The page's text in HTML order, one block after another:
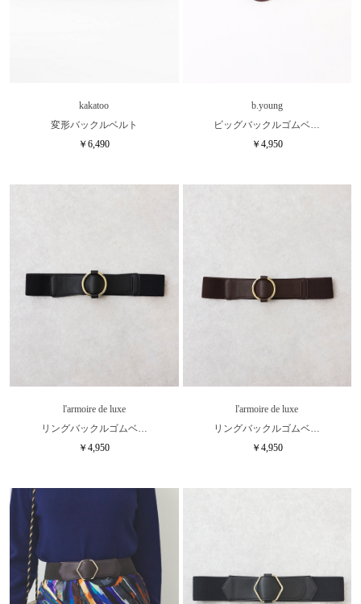
kakatoo
変形バックルベルト
￥6,490
b.young
ビッグバックルゴムベ…
￥4,950
l'armoire de luxe
リングバックルゴムベ…
￥4,950
l'armoire de luxe
リングバックルゴムベ…
￥4,950